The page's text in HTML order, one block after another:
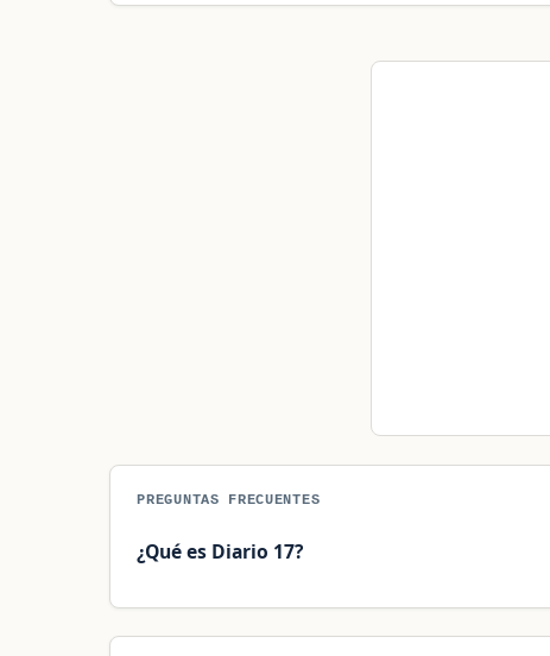
PREGUNTAS FRECUENTES
¿Qué es Diario 17?